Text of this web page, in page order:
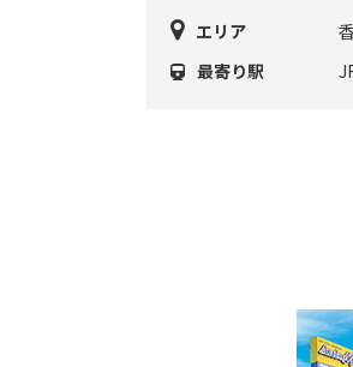
エリア
最寄り駅